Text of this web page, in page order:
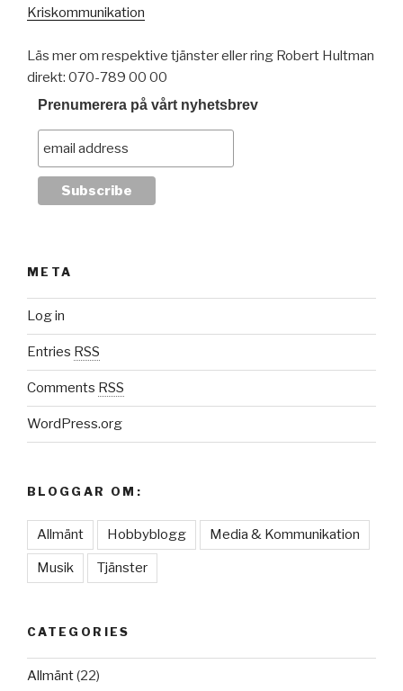
Kriskommunikation
Läs mer om respektive tjänster eller ring Robert Hultman
direkt: 070-789 00 00
Prenumerera på vårt nyhetsbrev
META
Log in
Entries RSS
Comments RSS
WordPress.org
BLOGGAR OM:
Allmänt Hobbyblogg Media & Kommunikation
Musik Tjänster
CATEGORIES
Allmänt(22)